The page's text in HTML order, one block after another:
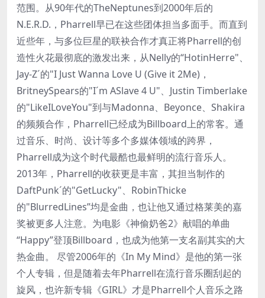
范围。从90年代的TheNeptunes到2000年后的
N.E.R.D.，Pharrell早已在这些团体担当多面手。而直到
近些年，与多位巨星的联袂合作才真正将Pharrell的创
造性火花最彻底的激发出来，从Nelly的“HotinHerre"、
Jay-Z´的"I Just Wanna Love U (Give it 2Me)，
BritneySpears的"I´m ASlave 4 U"、Justin Timberlake
的"LikeILoveYou"到与Madonna、Beyonce、Shakira
的频频合作，Pharrell已经成为Billboard上的常客。通
过音乐、时尚、设计等多个多媒体领域的跨界，
Pharrell成为这个时代最酷也最鲜明的流行音乐人。
2013年，Pharrell的收获更是丰富，其担当制作的
DaftPunk´的"GetLucky"、RobinThicke
的"BlurredLines”均是金曲，也让他又通过格莱美的嘉
奖被更多人注意。为电影《神偷奶爸2》献唱的单曲
“Happy”登顶Billboard，也成为他第一支名副其实的大
热金曲。 尽管2006年的《In My Mind》是他的第一张
个人专辑，但是随着去年Pharrell在流行音乐圈刮起的
旋风，也许新专辑《GIRL》才是Pharrell个人音乐之路